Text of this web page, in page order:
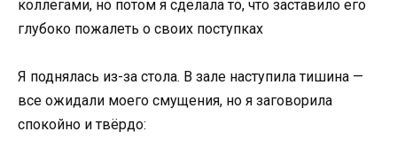
Я поднялась из-за стола. В зале наступила тишина —
все ожидали моего смущения, но я заговорила
спокойно и твёрдо: